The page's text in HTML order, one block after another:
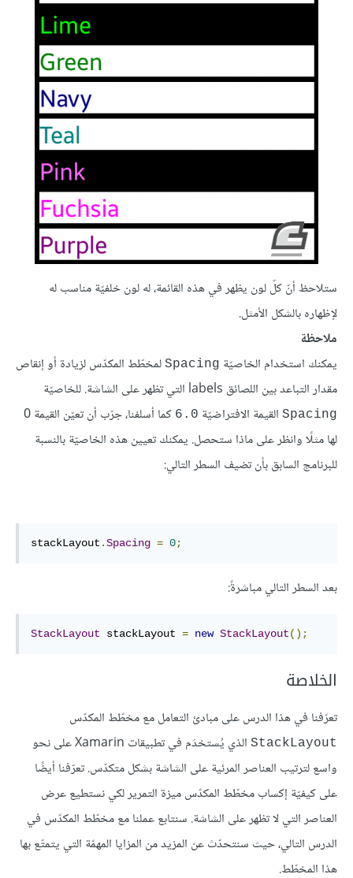
ستلاحظ أنّ كلّ لون يظهر في هذه القائمة، له لون خلفيّة مناسب له
لإظهاره بالشكل الأمثل.
ملاحظة
يمكنك استخدام الخاصيّة Spacing لمخطّط المكدّس لزيادة أو إنقاص
مقدار التباعد بين اللصائق labels التي تظهر على الشاشة. للخاصيّة
Spacing القيمة الافتراضيّة 6.0
كما أسلفنا، جرّب أن تعيّن القيمة 0
لها مثلًا وانظر على ماذا ستحصل. يمكنك تعيين هذه الخاصيّة بالنسبة
للبرنامج السابق بأن تضيف السطر التالي:
stackLayout .Spacing = 0;
بعد السطر التالي مباشرةً:
StackLayout stackLayout = new StackLayout();
الخلاصة
تعرّفنا في هذا الدرس على مبادئ التعامل مع مخطّط المكدّس
StackLayout
الذي يُستخدَم في تطبيقات Xamarin على نحو
واسع لترتيب العناصر المرئية على الشاشة بشكل متكدّس. تعرّفنا أيضًا
على كيفيّة إكساب مخطّط المكدّس ميزة التمرير لكي نستطيع عرض
العناصر التي لا تظهر على الشاشة. سنتابع عملنا مع مخطّط المكدّس في
الدرس التالي، حيث سنتحدّث عن المزيد من المزايا المهمّة التي يتمتّع بها
هذا المخطّط.